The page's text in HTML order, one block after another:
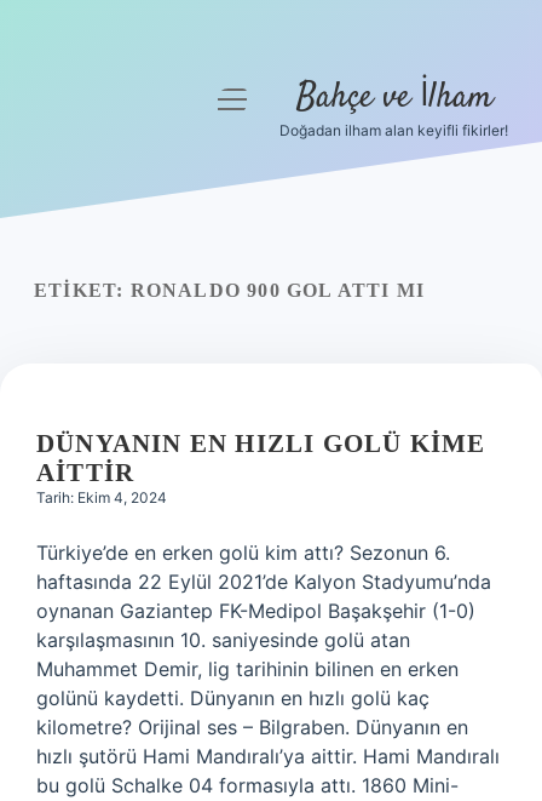
Yasal Uyarı
menüyü
Bahçe ve İlham
Doğadan ilham alan keyifli fikirler!
ETIKET: RONALDO 900 GOL ATTI MI
DÜNYANIN EN HIZLI GOLÜ KIME
AITTIR
Tarih: Ekim 4, 2024
Türkiye’de en erken golü kim attı? Sezonun 6.
haftasında 22 Eylül 2021’de Kalyon Stadyumu’nda
oynanan Gaziantep FK-Medipol Başakşehir (1-0)
karşılaşmasının 10. saniyesinde golü atan
Muhammet Demir, lig tarihinin bilinen en erken
golünü kaydetti. Dünyanın en hızlı golü kaç
kilometre? Orijinal ses – Bilgraben. Dünyanın en
hızlı şutörü Hami Mandıralı’ya aittir. Hami Mandıralı
bu golü Schalke 04 formasıyla attı. 1860 Mini-